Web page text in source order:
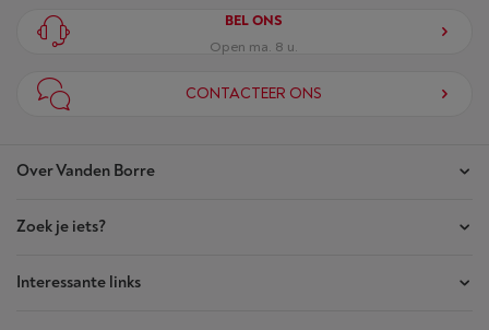
Over Vanden Borre
Onze winkels
Akte van Vertrouwen
Zoek je iets?
Je bestellingen
Interessante links
BEL ONS
Open ma. 8 u.
CONTACTEER ONS